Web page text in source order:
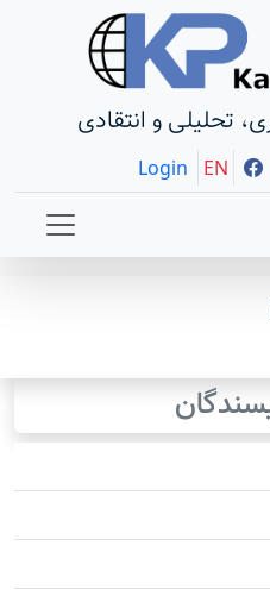
تحلیلی و انتقادی
Login EN